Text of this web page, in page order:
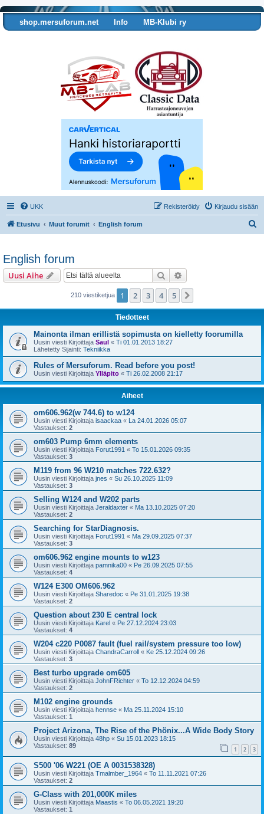
shop.mersuforum.net Info
MB-Klubi ry
UKK Kirjaudu sisään
Rekisteröidy
Etusivu Muut forumit English forum
English forum
Uusi Aihe Etsi
210 viestiketjua 1 2 3 4 5
Tiedotteet
Mainonta ilman erillistä sopimusta on kielletty foorumilla
Uusin viesti Kirjoittaja Saul « Ti 01.01.2013 18:27
Lähetetty Sijainti: Tekniikka
Rules of Mersuforum. Read before you post!
Uusin viesti Kirjoittaja Ylläpito « Ti 26.02.2008 21:17
Aiheet
om606.962(w 744.6) to w124
Uusin viesti Kirjoittaja isaackaa « La 24.01.2026 05:07
Vastaukset: 2
om603 Pump 6mm elements
Uusin viesti Kirjoittaja Forut1991 « To 15.01.2026 09:35
Vastaukset: 3
M119 from 96 W210 matches 722.632?
Uusin viesti Kirjoittaja jnes « Su 26.10.2025 11:09
Vastaukset: 3
Selling W124 and W202 parts
Uusin viesti Kirjoittaja Jeraldaxter « Ma 13.10.2025 07:20
Vastaukset: 2
Searching for StarDiagnosis.
Uusin viesti Kirjoittaja Forut1991 « Ma 29.09.2025 07:37
Vastaukset: 3
om606.962 engine mounts to w123
Uusin viesti Kirjoittaja pamnika00 « Pe 26.09.2025 07:55
Vastaukset: 4
W124 E300 OM606.962
Uusin viesti Kirjoittaja Sharedoc « Pe 31.01.2025 19:38
Vastaukset: 2
Question about 230 E central lock
Uusin viesti Kirjoittaja Karel « Pe 27.12.2024 23:03
Vastaukset: 4
W204 c220 P0087 fault (fuel rail/system pressure too low)
Uusin viesti Kirjoittaja ChandraCarroll « Ke 25.12.2024 09:26
Vastaukset: 3
Best turbo upgrade om605
Uusin viesti Kirjoittaja JohnFRichter « To 12.12.2024 04:59
Vastaukset: 2
M102 engine grounds
Uusin viesti Kirjoittaja hennse « Ma 25.11.2024 15:10
Vastaukset: 1
Project Arizona, The Rise of the Phönix...A Wide Body Story
Uusin viesti Kirjoittaja 48hp « Su 15.01.2023 18:15
Vastaukset: 89 1 2 3
S500 '06 W221 (OE A 0031538328)
Uusin viesti Kirjoittaja Tmalmber_1964 « To 11.11.2021 07:26
Vastaukset: 2
G-Class with 201,000K miles
Uusin viesti Kirjoittaja Maastis « To 06.05.2021 19:20
Vastaukset: 1